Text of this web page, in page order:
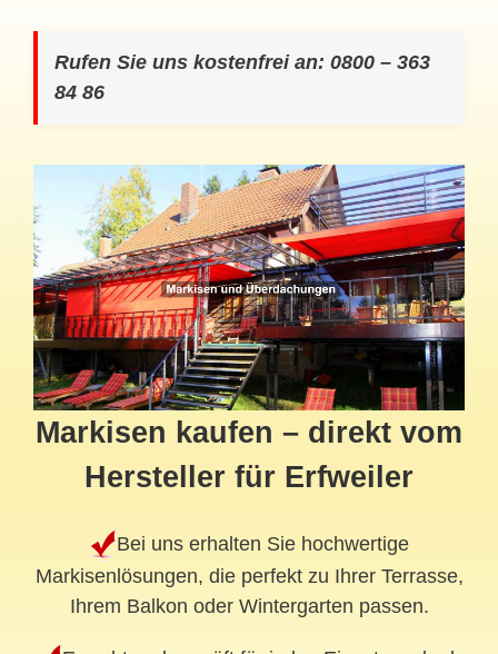
Rufen Sie uns kostenfrei an: 0800 – 363
84 86
Markisen kaufen – direkt vom
Hersteller für Erfweiler
Bei uns erhalten Sie hochwertige
Markisenlösungen, die perfekt zu Ihrer Terrasse,
Ihrem Balkon oder Wintergarten passen.